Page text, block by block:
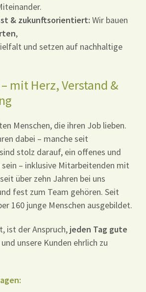
& zukunftsorientiert: Wir bauen
,
und setzen auf nachhaltige
mit Herz, Verstand &
Menschen, die ihren Job lieben.
dabei – manche seit
stolz darauf, ein offenes und
sein – inklusive Mitarbeitenden mit
über zehn Jahren bei uns
fest zum Team gehören. Seit
160 junge Menschen ausgebildet.
ist der Anspruch, jeden Tag gute
und unsere Kunden ehrlich zu